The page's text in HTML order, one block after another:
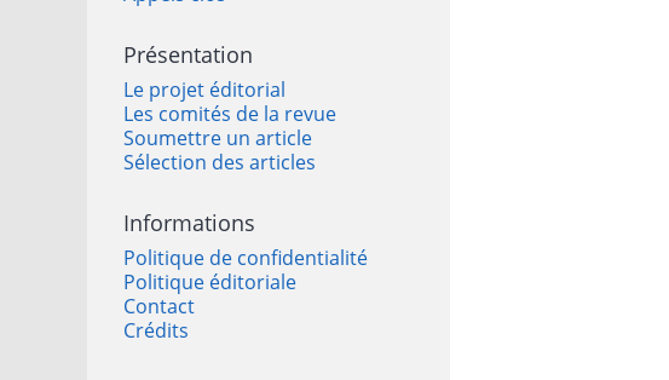
Présentation
Le projet éditorial
Les comités de la revue
Soumettre un article
Sélection des articles
Informations
Politique de confidentialité
Politique éditoriale
Contact
Crédits